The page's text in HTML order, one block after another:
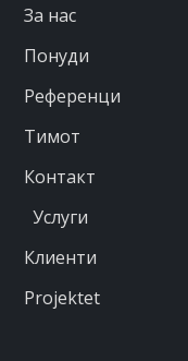
За нас
Понуди
Референци
Тимот
Контакт
Услуги
Клиенти
Projektet